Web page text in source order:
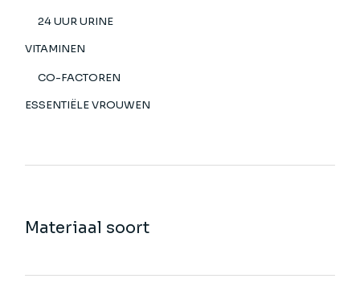
24 UUR URINE
VITAMINEN
CO-FACTOREN
ESSENTIËLE VROUWEN
Materiaal soort